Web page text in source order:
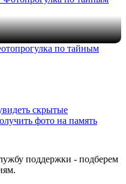
по тайным
скрытые
фото на память
поддержки - подберем